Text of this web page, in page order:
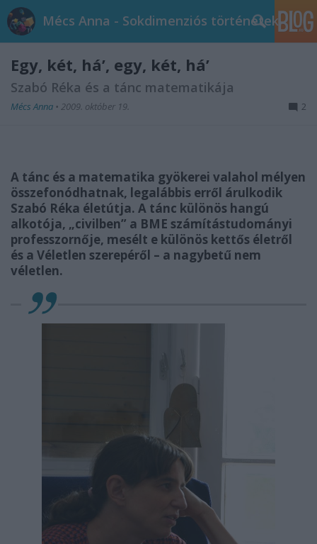
Mécs Anna - Sokdimenziós történetek
Egy, két, há’, egy, két, há’
Szabó Réka és a tánc matematikája
Mécs Anna • 2009. október 19. 2
A tánc és a matematika gyökerei valahol mélyen
összefonódhatnak, legalábbis erről árulkodik
Szabó Réka életútja. A tánc különös hangú
alkotója, „civilben” a BME számítástudományi
professzornője, mesélt e különös kettős életről
és a Véletlen szerepéről – a nagybetű nem
véletlen.